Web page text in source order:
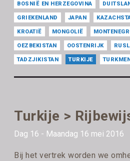
BOSNIË EN HERZEGOVINA
GRIEKENLAND JAPAN
KROATIË MONGOLIË
OEZBEKISTAN OOSTENRIJK
TADZJIKISTAN TURKIJE
Turkije >
Dag 16 - Maandag 16 mei 2016
Bij het vertrek worden we